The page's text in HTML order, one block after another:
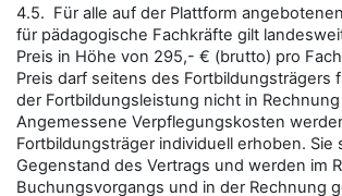
4.5. Für alle auf der Plattform
für pädagogische Fachkräfte gilt
Preis in Höhe von 295,- € (brutto) pro
Preis darf seitens des Fortbildungsträgers
der Fortbildungsleistung nicht in
Angemessene Verpflegungskosten
Fortbildungsträger individuell erhoben. Sie
Gegenstand des Vertrags und werden im
Buchungsvorgangs und in der Rechnung